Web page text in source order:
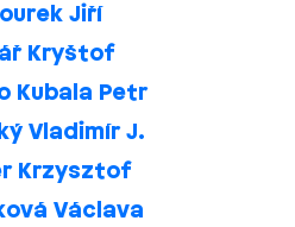
Jiří
Kryštof
Kubala Petr
Vladimír J.
Krzysztof
Václava